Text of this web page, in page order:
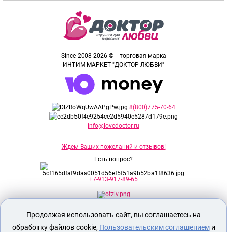
Since 2008-2026 © - торговая марка
ИНТИМ МАРКЕТ "ДОКТОР ЛЮБВИ"
8(800)775-70-64
info@lovedoctor.ru
Ждем Ваших пожеланий и отзывов!
Есть вопрос?
+7-913-917-89-65
Секс шоп Доктор Любви предназначен
исключительно для лиц старше 18 лет!
Вся продукция имеет знак EAC
Продолжая использовать сайт, вы соглашаетесь на
обработку файлов cookie, Пользовательским соглашениеми